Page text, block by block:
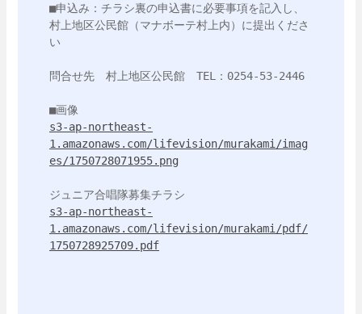
■申込み：チラシ裏の申込書に必要事項を記入し、
村上地区公民館（マナボーテ村上内）に提出くださ
い
問合せ先　村上地区公民館　TEL：0254-53-2446
s3-ap-northeast-
1.amazonaws.com/lifevision/murakami/imag
es/1750728071955.png
s3-ap-northeast-
1.amazonaws.com/lifevision/murakami/pdf/
1750728925709.pdf